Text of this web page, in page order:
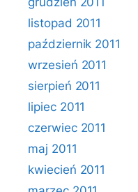
listopad 2011
październik 2011
wrzesień 2011
sierpień 2011
lipiec 2011
czerwiec 2011
maj 2011
kwiecień 2011